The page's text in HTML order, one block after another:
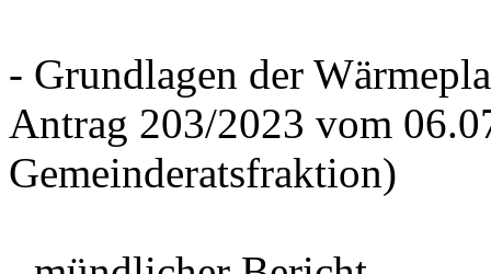
- Grundlagen der
Antrag 203/2023 vom
Gemeinderatsfraktion)